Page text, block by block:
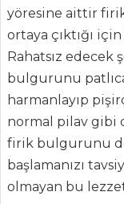
ANASAYFA
BLOG
Medya
Aktüel
yöresine aittir firik
ortaya çıktığı
Rahatsız
bulgurunu
harmanlayıp
normal pilav gibi
firik bulgurunu
başlamanızı
olmayan bu